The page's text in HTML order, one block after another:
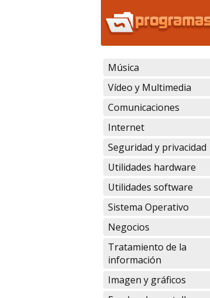
Música
Vídeo y Multimedia
Comunicaciones
Internet
Seguridad y privacidad
Utilidades hardware
Utilidades software
Sistema Operativo
Negocios
Tratamiento de la
información
Imagen y gráficos